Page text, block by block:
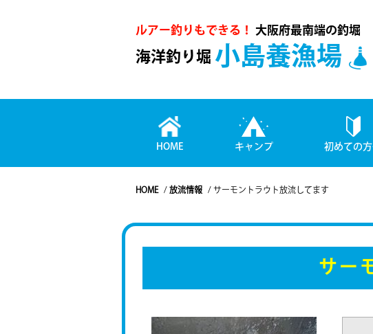
ルアー釣りもできる！ 大阪府最南端の釣堀
海洋釣り堀 小島養漁場
HOME キャンプ 初めての
HOME / 放流情報 / サーモントラウト放流してます
サー